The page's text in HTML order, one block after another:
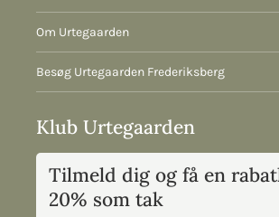
Om Urtegaarden
Besøg Urtegaarden Frederiksberg
Klub Urtegaarden
Tilmeld dig og få en
20% som tak